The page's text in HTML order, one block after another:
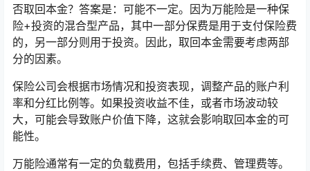
否取回本金？答案是：可能不一定。因为万能险是一种保
险+投资的混合型产品，其中一部分保费是用于支付保险费
的，另一部分则用于投资。因此，取回本金需要考虑两部
分的因素。
保险公司会根据市场情况和投资表现，调整产品的账户利
率和分红比例等。如果投资收益不佳，或者市场波动较
大，可能会导致账户价值下降，这就会影响取回本金的可
能性。
万能险通常有一定的负载费用，包括手续费、管理费等。